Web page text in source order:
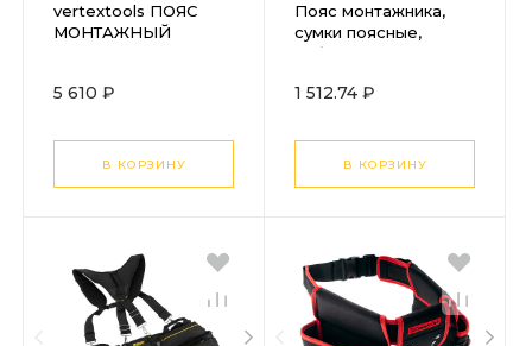
vertextools ПОЯС
МОНТАЖНЫЙ
025
5 610 ₽
В КОРЗИНУ
Пояс монтажника,
сумки поясные,
кобура для
1 512.74 ₽
В КОРЗИНУ